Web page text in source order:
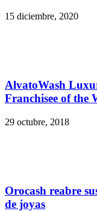
15 diciembre, 2020
AlvatoWash
Franchisee of the
29 octubre, 2018
Orocash reabre
de joyas